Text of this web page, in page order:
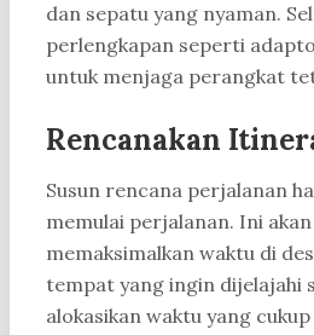
dan sepatu yang nyaman.
perlengkapan seperti
untuk menjaga perangkat
Rencanakan
Susun rencana perjalanan
memulai perjalanan. Ini
memaksimalkan waktu di
tempat yang ingin dijelajahi
alokasikan waktu yang